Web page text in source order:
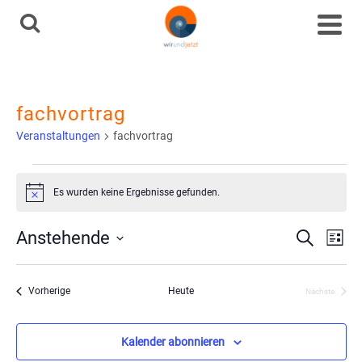
fachvortrag
Veranstaltungen fachvortrag
Veranstaltungen
HinweisEs wurden keine Ergebnisse gefunden.
und
Suche
Liste
Anstehende
Datum
wählen.
VorherigeVeranstaltungen Heute
Nächste
Kalender abonnieren